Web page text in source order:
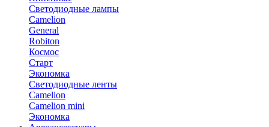
Светодиодные лампы
Camelion
General
Robiton
Космос
Старт
Экономка
Светодиодные ленты
Camelion
Camelion mini
Экономка